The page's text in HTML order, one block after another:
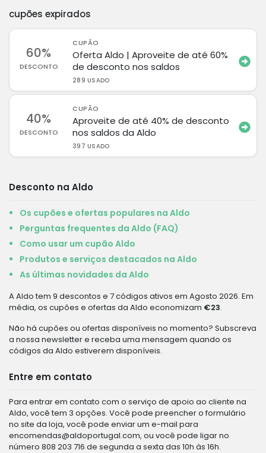
cupões expirados
60%
DESCONTO
CUPÃO
Oferta Aldo | Aproveite de até 60%
de desconto nos saldos
289 USADO
40%
DESCONTO
CUPÃO
Aproveite de até 40% de desconto
nos saldos da Aldo
397 USADO
Desconto na Aldo
Os cupões e ofertas populares na Aldo
Perguntas frequentes da Aldo (FAQ)
Como usar um cupão Aldo
Produtos e serviços destacados na Aldo
As últimas novidades da Aldo
A Aldo tem 9 descontos e 7 códigos ativos em Agosto 2026. Em
média, os cupões e ofertas da Aldo economizam €23.
Não há cupões ou ofertas disponíveis no momento? Subscreva
a nossa newsletter e receba uma mensagem quando os
códigos da Aldo estiverem disponíveis.
Entre em contato
Para entrar em contato com o serviço de apoio ao cliente na
Aldo, você tem 3 opções. Você pode preencher o formulário
no site da loja, você pode enviar um e-mail para
encomendas@aldoportugal.com, ou você pode ligar no
número 808 203 716 de segunda a sexta das 10h às 16h.